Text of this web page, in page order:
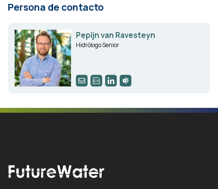
Persona de contacto
Pepijn van Ravesteyn
Hidrólogo Senior